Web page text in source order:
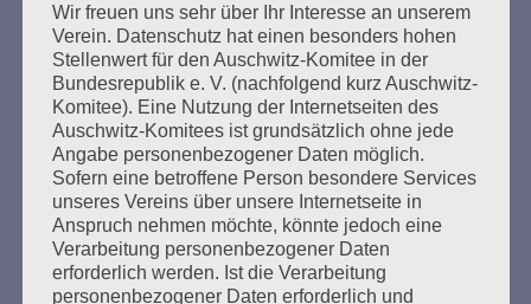
Wir trauern um Dr. Hans Gaertner
(1926–2022)
Erstellt am4. Februar 2022
Am 1. Februar 2022 ist Dr. Hans Gaertner in Prag
verstorben. Als Sohn jüdischer Eltern wuchs Hans
Gaertner in Hamburg auf, in der Straße Beim
Andreasbrunnen in Eppendorf.
Wir freuen uns sehr über Ihr Interesse an unserem
Verein. Datenschutz hat einen besonders hohen
Stellenwert für den Auschwitz-Komitee in der
Bundesrepublik e. V. (nachfolgend kurz Auschwitz-
Komitee). Eine Nutzung der Internetseiten des
Auschwitz-Komitees ist grundsätzlich ohne jede
Angabe personenbezogener Daten möglich.
Sofern eine betroffene Person besondere Services
unseres Vereins über unsere Internetseite in
Anspruch nehmen möchte, könnte jedoch eine
Verarbeitung personenbezogener Daten
erforderlich werden. Ist die Verarbeitung
personenbezogener Daten erforderlich und